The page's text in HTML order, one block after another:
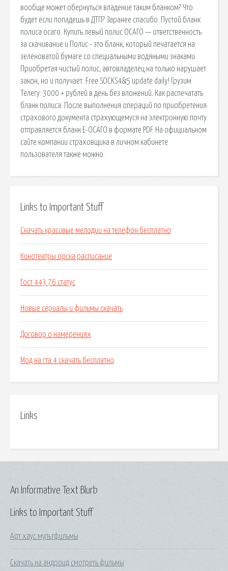
вообще может обернуться владение таким бланком? Что
будет если попадешь в ДТП? Заранее спасибо. Пустой бланк
полиса осаго. Купить левый полис ОСАГО — ответственность
за скачивание и Полис - это бланк, который печатается на
зеленоватой бумаге со специальными водяными знаками
Приобретая чистый полис, автовладелец на только нарушает
закон, но и получает. Free SOCKS4&5 update daily! Грузим
Телегу: 3000 + рублей в день без вложений. Как распечатать
бланк полиса. После выполнения операций по приобретения
страхового документа страхующемуся на электронную почту
отправляется бланк Е-ОСАГО в формате PDF. На официальном
сайте компании страховщика в личном кабинете
пользователя также можно.
Links to Important Stuff
Скачать красивые мелодии на телефон бесплатно
Кинотеатры орска расписание
Гост 443 76 статус
Новые сериалы и фильмы скачать
Договор о намерениях
Мод на гта 4 скачать бесплатно
Links
Links to Important Stuff
Арт хаус мультфильмы
Скачать на андроид смотреть фильмы
An Informative Text Blurb